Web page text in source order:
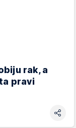
rak, a
pravi